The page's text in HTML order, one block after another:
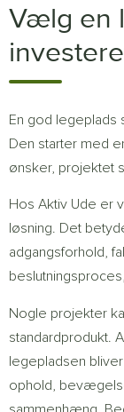
Vælg en
En god legeplads
Den starter med
ønsker, projektet
Hos Aktiv Ude er
løsning. Det
adgangsforhold,
Nogle projekter
standardprodukt.
legepladsen
ophold,